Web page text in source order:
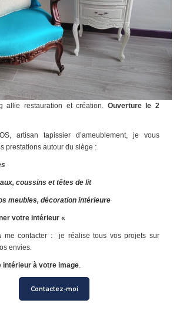
allie restauration et création. Ouverture le 2
artisan tapissier d’ameublement, je vous
prestations autour du siège :
coussins et têtes de lit
meubles, décoration intérieure
votre intérieur «
me contacter : je réalise tous vos projets sur
envies.
intérieur à votre image.
Contactez-moi